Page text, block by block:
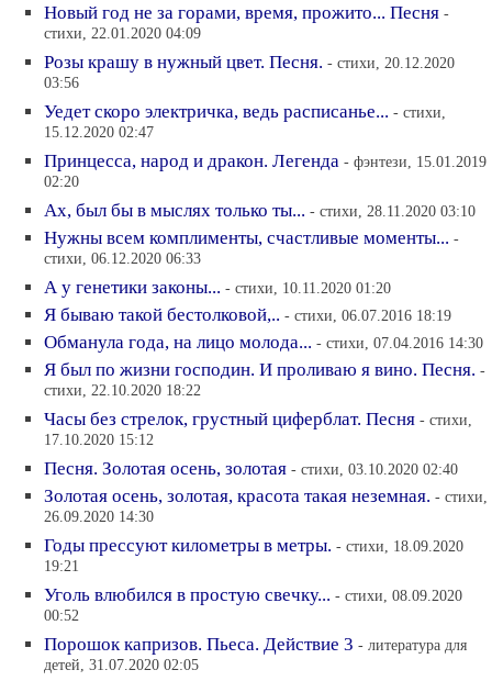
Новый год не за горами, время, прожито... Песня -
стихи, 22.01.2020 04:09
Розы крашу в нужный цвет. Песня. - стихи, 20.12.2020
03:56
Уедет скоро электричка, ведь расписанье... - стихи,
15.12.2020 02:47
Принцесса, народ и дракон. Легенда - фэнтези, 15.01.2019
02:20
Ах, был бы в мыслях только ты... - стихи, 28.11.2020 03:10
Нужны всем комплименты, счастливые моменты... -
стихи, 06.12.2020 06:33
А у генетики законы... - стихи, 10.11.2020 01:20
Я бываю такой бестолковой,.. - стихи, 06.07.2016 18:19
Обманула года, на лицо молода... - стихи, 07.04.2016 14:30
Я был по жизни господин. И проливаю я вино. Песня. -
стихи, 22.10.2020 18:22
Часы без стрелок, грустный циферблат. Песня - стихи,
17.10.2020 15:12
Песня. Золотая осень, золотая - стихи, 03.10.2020 02:40
Золотая осень, золотая, красота такая неземная. - стихи,
26.09.2020 14:30
Годы прессуют километры в метры. - стихи, 18.09.2020
19:21
Уголь влюбился в простую свечку... - стихи, 08.09.2020
00:52
Порошок капризов. Пьеса. Действие 3 - литература для
детей, 31.07.2020 02:05